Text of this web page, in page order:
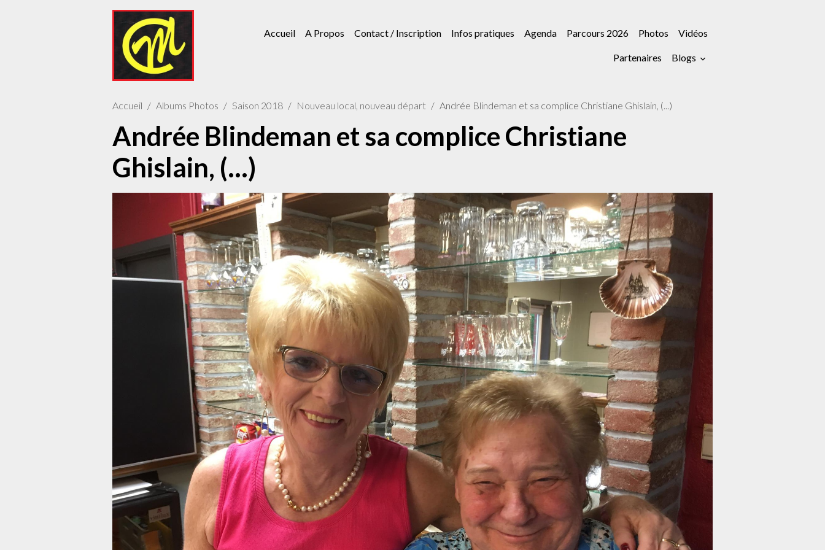
Accueil A Propos Contact / Inscription Infos pratiques Agenda Parcours 2026 Photos Vidéos
Partenaires Blogs
Accueil Albums Photos Saison 2018 Nouveau local, nouveau départ Andrée Blindeman et sa complice Christiane Ghislain, (...)
Andrée Blindeman et sa complice Christiane
Ghislain, (...)